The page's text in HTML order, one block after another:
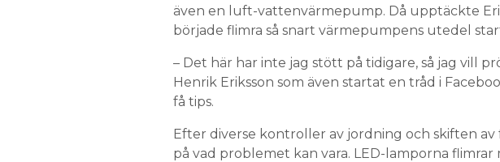
även en luft-vattenvärmepump. Då upptäckte
började flimra så snart värmepumpens utedel
– Det här har inte jag stött på tidigare, så jag vill
Henrik Eriksson som även startat en tråd i
få tips.
Efter diverse kontroller av jordning och skiften av
på vad problemet kan vara. LED-lamporna flimrar